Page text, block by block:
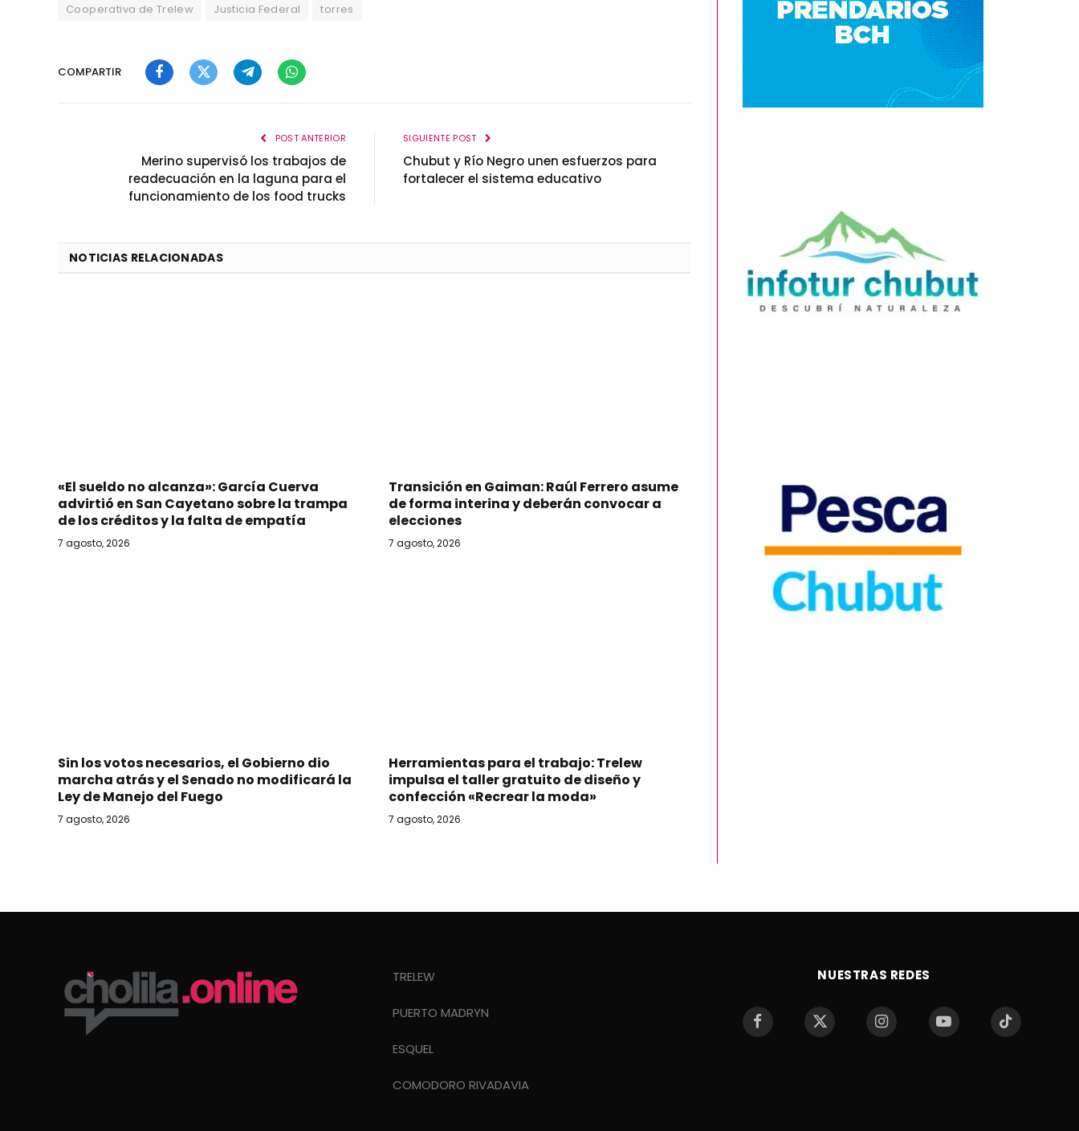
Cooperativa de Trelew Justicia Federal torres
COMPARTIR
FacebookTwitterTelegramWhatsApp
POST ANTERIOR
Merino supervisó los trabajos de
readecuación en la laguna para el
funcionamiento de los food trucks
SIGUIENTE POST
Chubut y Río Negro unen esfuerzos para
fortalecer el sistema educativo
NOTICIAS RELACIONADAS
«El sueldo no alcanza»: García Cuerva
advirtió en San Cayetano sobre la trampa
de los créditos y la falta de empatía
7 agosto, 2026
Transición en Gaiman: Raúl Ferrero asume
de forma interina y deberán convocar a
elecciones
7 agosto, 2026
Sin los votos necesarios, el Gobierno dio
marcha atrás y el Senado no modificará la
Ley de Manejo del Fuego
7 agosto, 2026
Herramientas para el trabajo: Trelew
impulsa el taller gratuito de diseño y
confección «Recrear la moda»
7 agosto, 2026
TRELEW
PUERTO MADRYN
ESQUEL
COMODORO RIVADAVIA
NUESTRAS REDES
Facebook X
InstagramYouTube TikTok